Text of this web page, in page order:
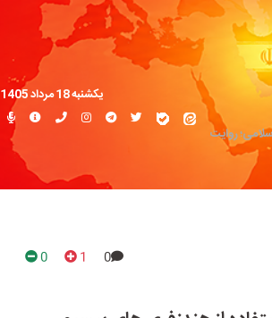
روایت
یکشنبه 18 مرداد 1405
0
1
0